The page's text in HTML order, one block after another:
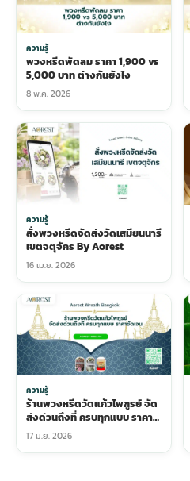
ความรู้
พวงหรีดพัดลม ราคา 1,900 vs
5,000 บาท ต่างกันยังไง
8 พ.ค. 2026
ความรู้
สั่งพวงหรีดจัดส่งวัดเสมียนนารี
เขตจตุจักร By Aorest
16 เม.ย. 2026
ความรู้
ร้านพวงหรีดวัดแก้วไพฑูรย์ จัด
ส่งด่วนถึงที่ ครบทุกแบบ ราคา
ชัดเจน
17 มิ.ย. 2026